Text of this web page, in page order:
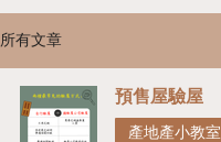
所有文章
預售屋驗屋
產地產小教室